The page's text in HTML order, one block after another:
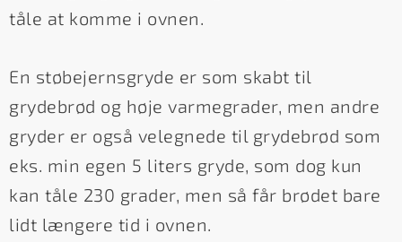
tåle at komme i ovnen.
En støbejernsgryde er som skabt til
grydebrød og høje varmegrader, men andre
gryder er også velegnede til grydebrød som
eks. min egen 5 liters gryde, som dog kun
kan tåle 230 grader, men så får brødet bare
lidt længere tid i ovnen.